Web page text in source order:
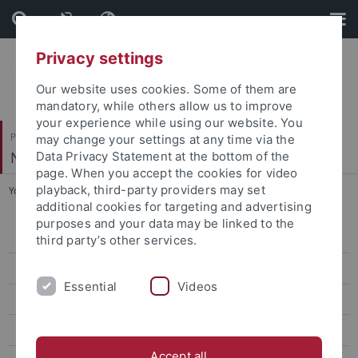
Skip
to
content
Skip
to
footer
Philosophische Fakultät
Neuere Geschichte
You are here: Startseite ... Prof. Dr. Hahn
Prof. Dr. Brauner
Dr. Laura Dierksmeier
Privacy settings
Our website uses cookies. Some of them are
mandatory, while others allow us to improve
your experience while using our website. You
may change your settings at any time via the
Data Privacy Statement at the bottom of the
page. When you accept the cookies for video
playback, third-party providers may set
additional cookies for targeting and advertising
purposes and your data may be linked to the
third party’s other services.
Essential Videos